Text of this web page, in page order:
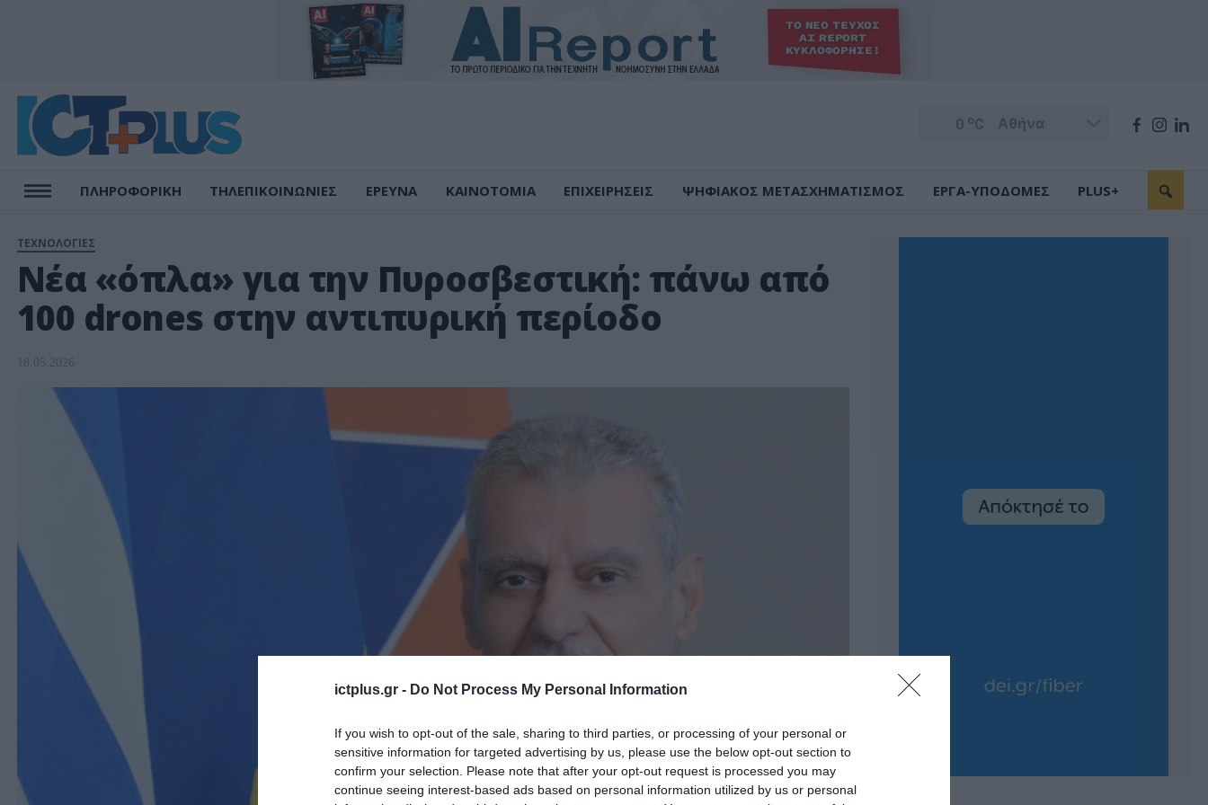
ictplus.gr - Do Not Process My Personal Information
If you wish to opt-out of the sale, sharing to third parties, or processing of your personal or
sensitive information for targeted advertising by us, please use the below opt-out section to
confirm your selection. Please note that after your opt-out request is processed you may
continue seeing interest-based ads based on personal information utilized by us or personal
0 oC
ΠΛΗΡΟΦΟΡΙΚΗ ΤΗΛΕΠΙΚΟΙΝΩΝΙΕΣ ΕΡΕΥΝΑ ΚΑΙΝΟΤΟΜΙΑ ΕΠΙΧΕΙΡΗΣΕΙΣ ΨΗΦΙΑΚΟΣ ΜΕΤΑΣΧΗΜΑΤΙΣΜΟΣ ΕΡΓΑ-ΥΠΟΔΟΜΕΣ PLUS+
ΤΕΧΝΟΛΟΓΙΕΣ
Νέα «όπλα» για την Πυροσβεστική: πάνω από
100 drones στην αντιπυρική περίοδο
18.05.2026